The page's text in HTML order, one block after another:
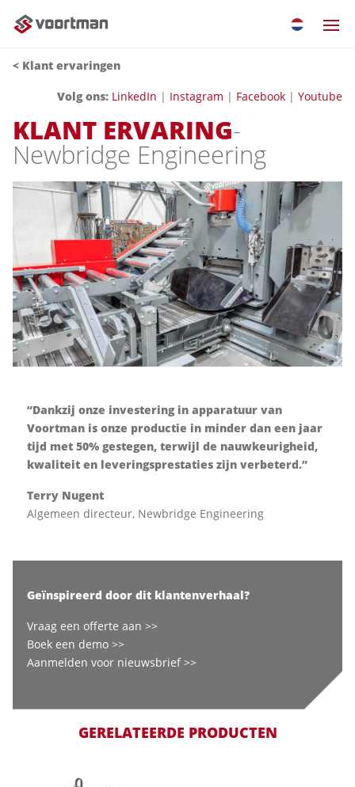
< Klant ervaringen
Volg ons: LinkedIn | Instagram | Facebook | Youtube
KLANT ERVARING-
Newbridge Engineering
“Dankzij onze investering in apparatuur van
Voortman is onze productie in minder dan een jaar
tijd met 50% gestegen, terwijl de nauwkeurigheid,
kwaliteit en leveringsprestaties zijn verbeterd.”
Terry Nugent
Algemeen directeur, Newbridge Engineering
Geïnspireerd door dit klantenverhaal?
Vraag een offerte aan >>
Boek een demo >>
Aanmelden voor nieuwsbrief >>
GERELATEERDE PRODUCTEN